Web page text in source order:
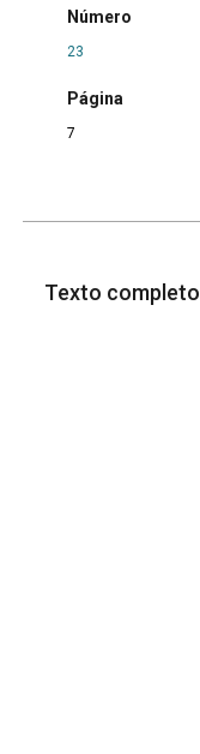
Número
23
Página
7
Texto completo